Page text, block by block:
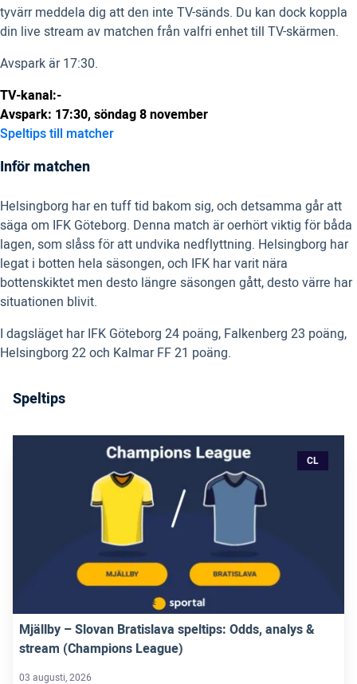
tyvärr meddela dig att den inte TV-sänds. Du kan dock koppla
din live stream av matchen från valfri enhet till TV-skärmen.
Avspark är 17:30.
TV-kanal:-
Avspark: 17:30, söndag 8 november
Speltips till matcher
Inför matchen
Helsingborg har en tuff tid bakom sig, och detsamma går att
säga om IFK Göteborg. Denna match är oerhört viktig för båda
lagen, som slåss för att undvika nedflyttning. Helsingborg har
legat i botten hela säsongen, och IFK har varit nära
bottenskiktet men desto längre säsongen gått, desto värre har
situationen blivit.
I dagsläget har IFK Göteborg 24 poäng, Falkenberg 23 poäng,
Helsingborg 22 och Kalmar FF 21 poäng.
Speltips
CL
Mjällby – Slovan Bratislava speltips: Odds, analys &
stream (Champions League)
03 augusti, 2026